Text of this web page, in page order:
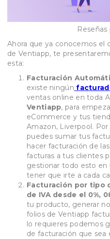
Reseñas
Ahora que ya conocemos el
de Ventiapp, te
esta:
Facturación
existe ningún
ventas online en toda
Ventiapp, para
eCommerce y tus
Amazon, Liverpool.
puedes sumar tus
hacer facturación de
facturas a tus clientes
gestionar todo esto en
tener que irte a cada
Facturación por tipo
de IVA desde el 0%,
tu producto, generar
folios de Ventiapp
lo requieres podemos
de facturación que sea